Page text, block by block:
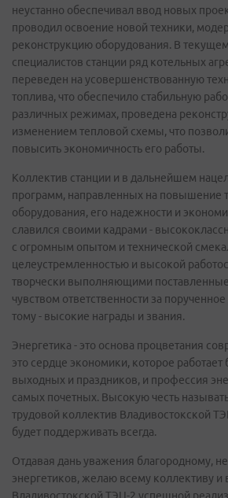
неустанно обеспечивал ввод новых
проводил освоение новой техники,
реконструкцию оборудования. В
специалистов станции ряд котельных
переведен на усовершенствованную
топлива, что обеспечило стабильную
различных режимах, проведена
изменением тепловой схемы, что
повысить экономичность его работы.
Коллектив станции и в дальнейшем
программ, направленных на повышение
оборудования, его надежности и
славился своими кадрами -
с огромным опытом и технической
целеустремленностью и высокой
творчески выполняющими
чувством ответственности за
тому - высокие награды и звания.
Энергетика - это основа процветания
это сердце экономики, которое работает
выходных и праздников, и профессия
самых почетных. Высокую честь
трудовой коллектив Владивостокской
будет поддерживать всегда.
Отдавая дань уважения благородному,
энергетиков, желаю всему коллективу и